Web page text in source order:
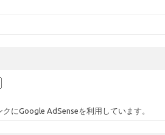
にGoogle AdSenseを利用しています。